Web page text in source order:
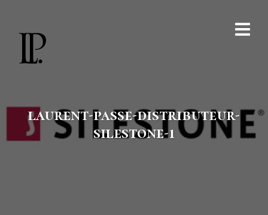
laurent-passe-distributeur-
silestone-1